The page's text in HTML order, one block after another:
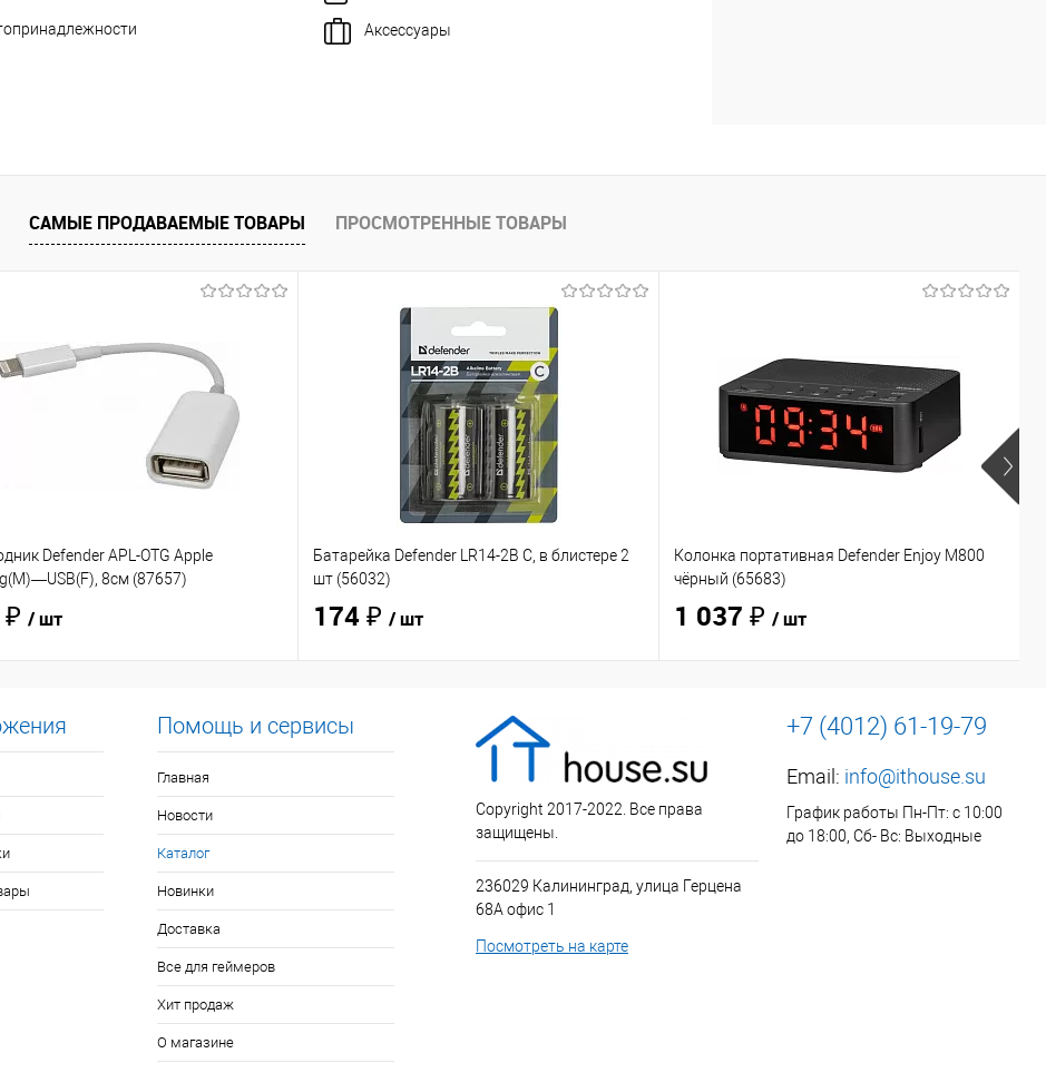
Аксессуары
САМЫЕ ПРОДАВАЕМЫЕ ТОВАРЫ ПРОСМОТРЕННЫЕ ТОВАРЫ
Defender APL-OTG Apple
8см (87657)
/ шт
Батарейка Defender LR14-2B C, в блистере 2
шт (56032)
174 ₽ / шт
Колонка портативная Defender Enjoy M800
чёрный (65683)
1 037 ₽ / шт
Помощь и сервисы
Главная
Новости
Каталог
Новинки
Доставка
Все для геймеров
Хит продаж
О магазине
Copyright 2017-2022. Все права
защищены.
236029 Калининград, улица Герцена
68А офис 1
Посмотреть на карте
+7 (4012) 61-19-79
Email: info@ithouse.su
График работы Пн-Пт: с 10:00
до 18:00, Сб- Вс: Выходные